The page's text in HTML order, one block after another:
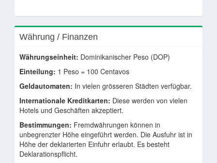
Währung / Finanzen
Währungseinheit: Dominikanischer Peso (DOP)
Einteilung: 1 Peso = 100 Centavos
Geldautomaten: In vielen grösseren Städten verfügbar.
Internationale Kreditkarten: Diese werden von vielen
Hotels und Geschäften akzeptiert.
Bestimmungen: Fremdwährungen können in
unbegrenzter Höhe eingeführt werden. Die Ausfuhr ist in
Höhe der deklarierten Einfuhr erlaubt. Es besteht
Deklarationspflicht.